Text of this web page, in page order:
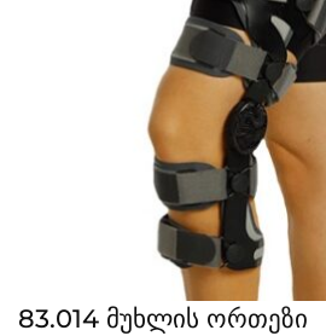
83.014 მუხლის ორთეზი